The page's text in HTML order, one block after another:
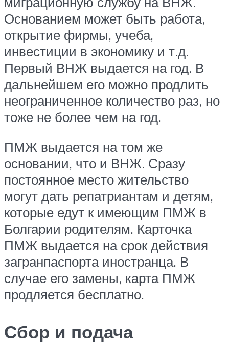
Основанием может быть работа,
открытие фирмы, учеба,
инвестиции в экономику и т.д.
Первый ВНЖ выдается на год. В
дальнейшем его можно продлить
неограниченное количество раз, но
тоже не более чем на год.
ПМЖ выдается на том же
основании, что и ВНЖ. Сразу
постоянное место жительство
могут дать репатриантам и детям,
которые едут к имеющим ПМЖ в
Болгарии родителям. Карточка
ПМЖ выдается на срок действия
загранпаспорта иностранца. В
случае его замены, карта ПМЖ
продляется бесплатно.
Сбор и подача